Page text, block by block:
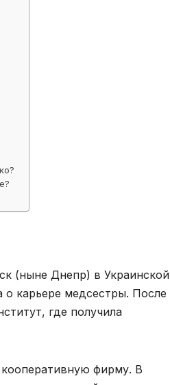
(ныне Днепр) в Украинской
карьере медсестры. После
где получила
фирму. В